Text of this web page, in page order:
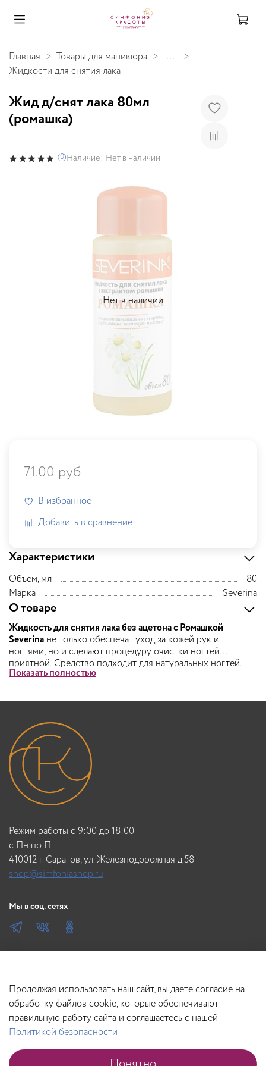
Главная Товары для маникюра
...
Жидкости для снятия лака
Нет в наличии
Жид д/снят лака 80мл
(ромашка)
(0)Наличие: Нет в наличии
Характеристики
Объем, мл
80
Марка
Severina
О товаре
Жидкость для снятия лака без ацетона с Ромашкой
Severina не только обеспечат уход за кожей рук и
ногтями, но и сделают процедуру очистки ногтей
приятной. Средство подходит для натуральных ногтей.
Формула содержит активные компоненты и натуральные
помогут смягчить действие активных веществ и
Удобная крышечка-дозатор позволит равномерно
распределять жидкость и экономить расход средства.
Пользуется успехом у профессиональных мастеров
маникюра.
Способ применения:
количество жидкости, диск приложить к ногтю и стереть
лак по направлению от основания к краю ногтя. В случае
необходимости повторить процедуру. После применения
Показать полностью
71.00 руб
В избранное
Добавить в сравнение
Режим работы с 9:00 до 18:00
c Пн по Пт
410012 г. Саратов, ул. Железнодорожная д.58
shop@simfoniashop.ru
Мы в соц. сетях
Продолжая использовать наш сайт, вы даете согласие на
обработку файлов cookie, которые обеспечивают
правильную работу сайта и соглашаетесь с нашей
Политикой безопасности